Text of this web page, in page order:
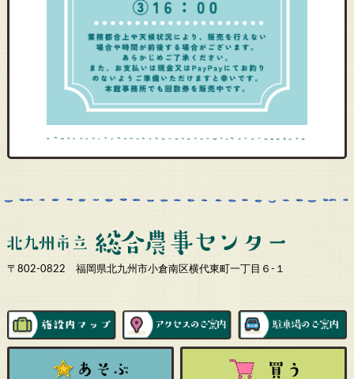
〒802-0822 福岡県北九州市小倉南区横代東町一丁目６-１